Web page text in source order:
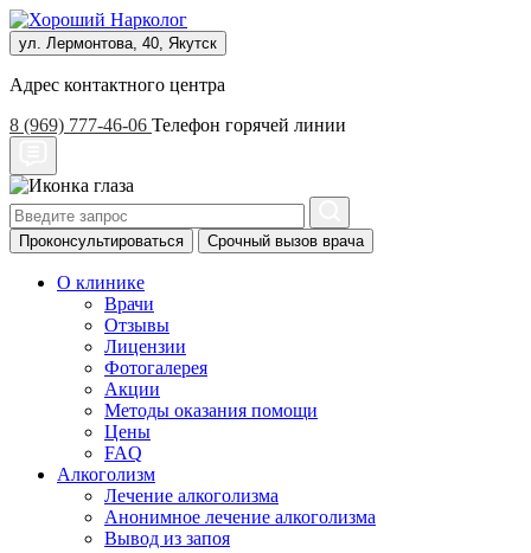
ул. Лермонтова, 40, Якутск
Адрес контактного центра
8 (969) 777-46-06 Телефон горячей линии
Проконсультироваться Срочный вызов врача
О клинике
Врачи
Отзывы
Лицензии
Фотогалерея
Акции
Методы оказания помощи
Цены
FAQ
Алкоголизм
Лечение алкоголизма
Анонимное лечение алкоголизма
Вывод из запоя